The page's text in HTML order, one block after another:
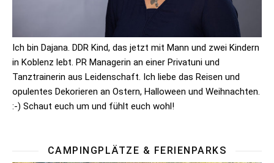
Ich bin Dajana. DDR Kind, das jetzt mit Mann und zwei Kindern
in Koblenz lebt. PR Managerin an einer Privatuni und
Tanztrainerin aus Leidenschaft. Ich liebe das Reisen und
opulentes Dekorieren an Ostern, Halloween und Weihnachten.
:-) Schaut euch um und fühlt euch wohl!
CAMPINGPLÄTZE & FERIENPARKS